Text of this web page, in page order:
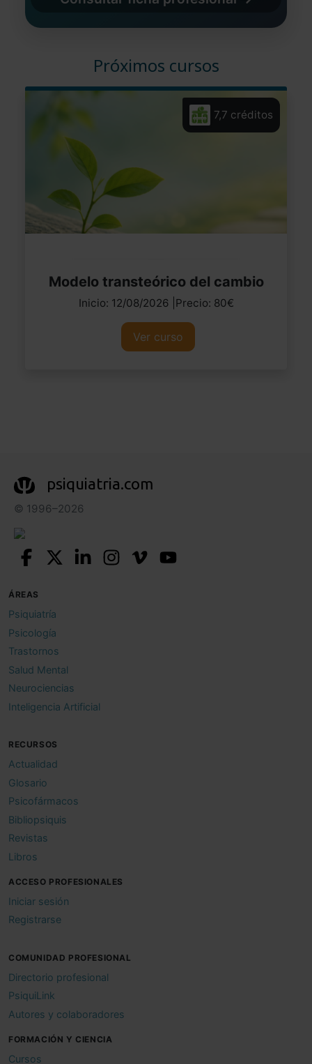
Próximos cursos
7,7 créditos
Modelo transteórico del cambio
Inicio: 12/08/2026 |Precio: 80€
Ver curso
psiquiatria.com
© 1996–2026
ÁREAS
Psiquiatría
Psicología
Trastornos
Salud Mental
Neurociencias
Inteligencia Artificial
RECURSOS
Actualidad
Glosario
Psicofármacos
Bibliopsiquis
Revistas
Libros
ACCESO PROFESIONALES
Iniciar sesión
Registrarse
COMUNIDAD PROFESIONAL
Directorio profesional
PsiquiLink
Autores y colaboradores
FORMACIÓN Y CIENCIA
Cursos